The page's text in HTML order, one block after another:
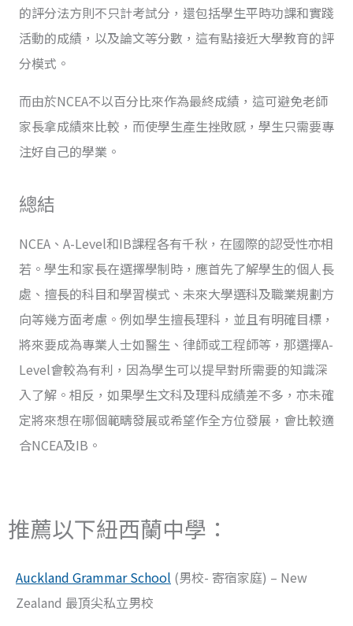
的評分法方則不只計考試分，還包括學生平時功課和實踐
活動的成績，以及論文等分數，這有點接近大學教育的評
分模式。
而由於NCEA不以百分比來作為最終成績，這可避免老師
家長拿成績來比較，而使學生產生挫敗感，學生只需要專
注好自己的學業。
總結
NCEA、A-Level和IB課程各有千秋，在國際的認受性亦相
若。學生和家長在選擇學制時，應首先了解學生的個人長
處、擅長的科目和學習模式、未來大學選科及職業規劃方
向等幾方面考慮。例如學生擅長理科，並且有明確目標，
將來要成為專業人士如醫生、律師或工程師等，那選擇A-
Level會較為有利，因為學生可以提早對所需要的知識深
入了解。相反，如果學生文科及理科成績差不多，亦未確
定將來想在哪個範疇發展或希望作全方位發展，會比較適
合NCEA及IB。
推薦以下紐西蘭中學：
Auckland Grammar School (男校- 寄宿家庭) – New
Zealand 最頂尖私立男校